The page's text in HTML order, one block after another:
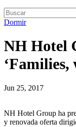
Dormir
NH Hotel
‘Families,
Jun 25, 2017
NH Hotel Group ha
y renovada oferta